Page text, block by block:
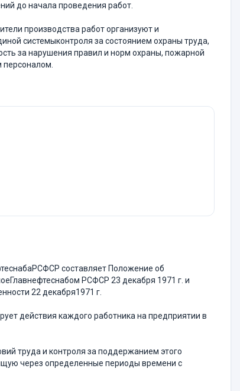
до начала проведения работ.
производства работ организуют и
системыконтроля за состоянием охраны труда,
за нарушения правил и норм охраны, пожарной
составляет Положение об
РСФСР 23 декабря 1971 г. и
22 декабря1971 г.
действия каждого работника на предприятии в
труда и контроля за поддержанием этого
через определенные периоды времени с